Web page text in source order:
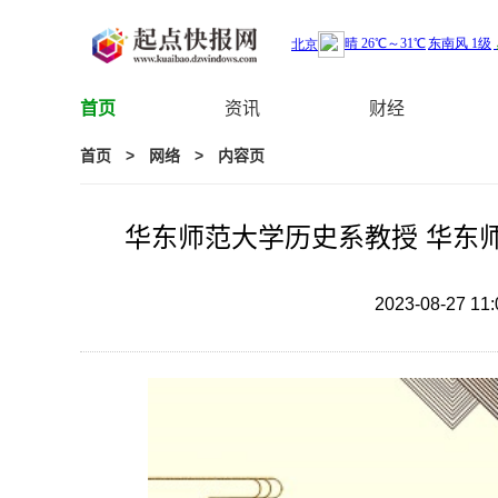
首页 资讯 财经
首页 > 网络 > 内容页
华东师范大学历史系教授 华东
2023-08-27